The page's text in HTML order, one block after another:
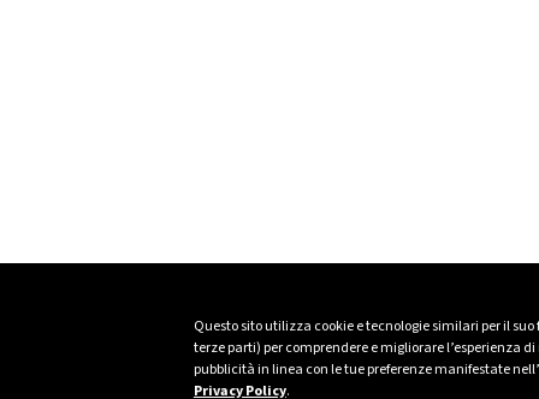
Questo sito utilizza cookie e tecnologie similari per il
terze parti) per comprendere e migliorare l’esperienza
pubblicità in linea con le tue preferenze manifestate
Privacy Policy.